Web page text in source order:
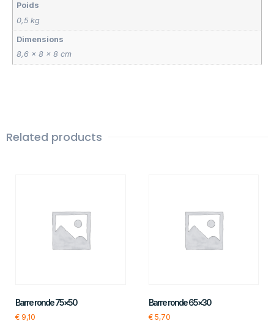
Poids
0,5 kg
Dimensions
8,6 × 8 × 8 cm
Related products
Barre ronde 75×50
€ 9,10
Barre ronde 65×30
€5,70